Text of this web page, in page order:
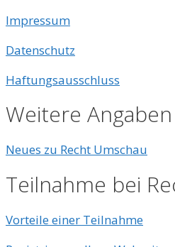
Impressum
Datenschutz
Haftungsausschluss
Weitere Angaben
Neues zu Recht Umschau
Teilnahme bei
Vorteile einer Teilnahme